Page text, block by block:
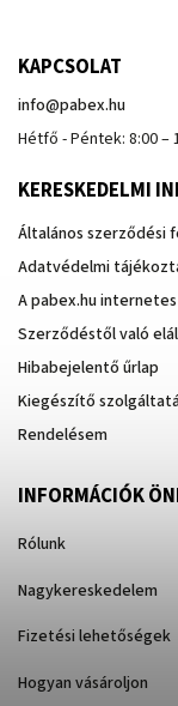
KAPCSOLAT
info@pabex.hu
Hétfő - Péntek: 8:00 –
KERESKEDELMI
Általános szerződési
Adatvédelmi
A pabex.hu
Szerződéstől való
Hibabejelentő űrlap
Kiegészítő
Rendelésem
INFORMÁCIÓK
Rólunk
Nagykereskedelem
Fizetési lehetőségek
Hogyan vásároljon